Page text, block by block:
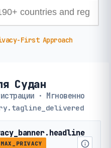
First Approach
Судан
· Мгновенно